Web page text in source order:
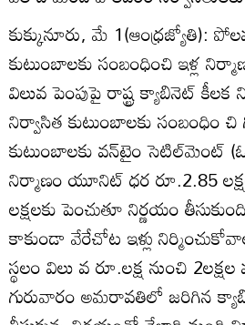
కుక్కునూరు, మే 1(ఆంధ్రజ్యోతి):
కుటుంబాలకు సంబంధించి ఇళ్ల
విలువ పెంపుపై రాష్ట్ర క్యాబినెట్‌ కీలక
నిర్వాసిత కుటుంబాలకు సంబంధిం
కుటుంబాలకు వన్‌టైం సెటిల్‌మెంట్‌
నిర్మాణం యూనిట్‌ ధర రూ.2.85
లక్షలకు పెంచుతూ నిర్ణయం
కాకుండా వేరేచోట ఇళ్లు
స్థలం విలు వ రూ.లక్ష నుంచి
గురువారం అమరావతిలో జరిగిన